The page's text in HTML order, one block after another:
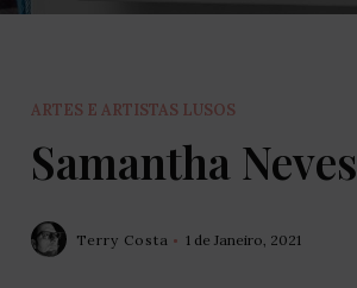
ARTES E ARTISTAS LUSOS
Samantha Neves
Terry Costa 1 de Janeiro, 2021